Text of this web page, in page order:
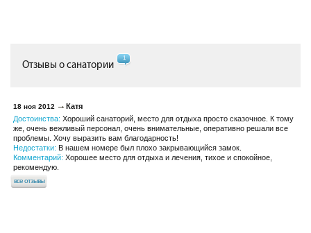
Отзывы о санатории
1
18 ноя 2012
Катя
Достоинства: Хороший санаторий, место для отдыха просто сказочное. К тому
же, очень вежливый персонал, очень внимательные, оперативно решали все
проблемы. Хочу выразить вам благодарность!
Недостатки: В нашем номере был плохо закрывающийся замок.
Комментарий: Хорошее место для отдыха и лечения, тихое и спокойное,
рекомендую.
все отзывы